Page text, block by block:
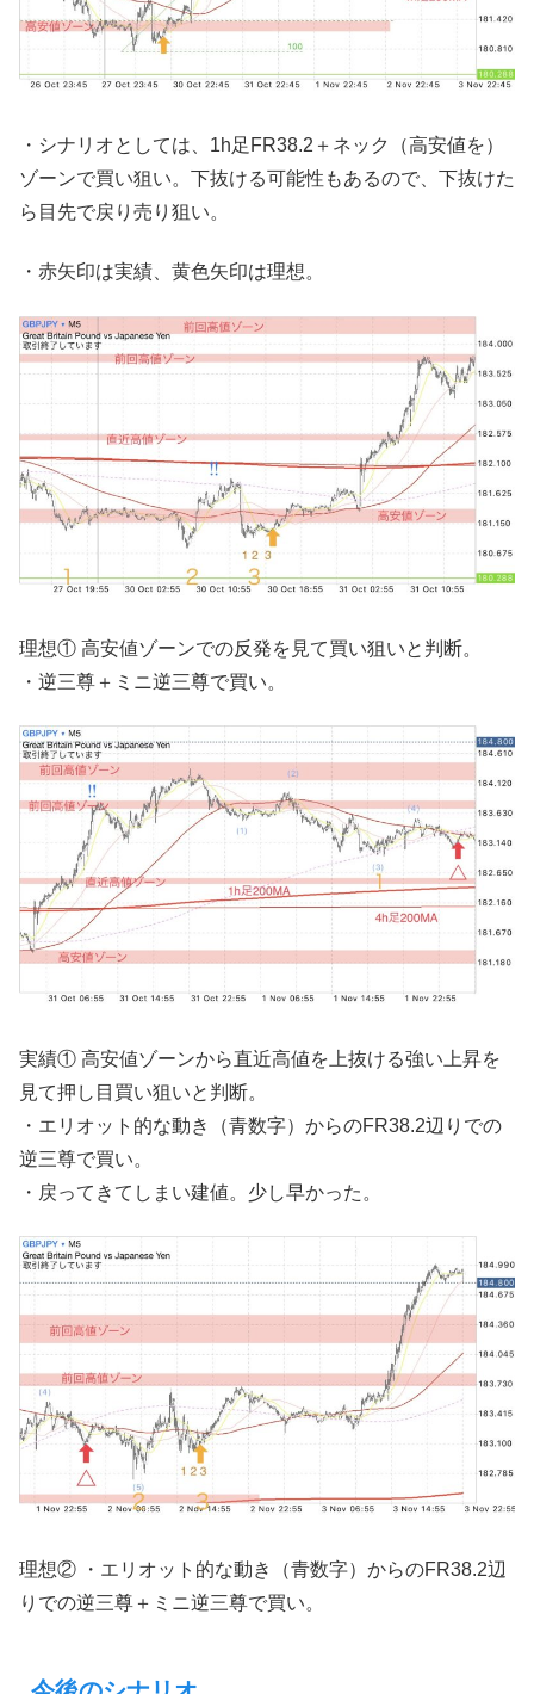
・シナリオとしては、1h足FR38.2＋ネック（高安値を）
ゾーンで買い狙い。下抜ける可能性もあるので、下抜けた
ら目先で戻り売り狙い。
・赤矢印は実績、黄色矢印は理想。
理想① 高安値ゾーンでの反発を見て買い狙いと判断。
・逆三尊＋ミニ逆三尊で買い。
実績① 高安値ゾーンから直近高値を上抜ける強い上昇を
見て押し目買い狙いと判断。
・エリオット的な動き（青数字）からのFR38.2辺りでの
逆三尊で買い。
・戻ってきてしまい建値。少し早かった。
理想② ・エリオット的な動き（青数字）からのFR38.2辺
りでの逆三尊＋ミニ逆三尊で買い。